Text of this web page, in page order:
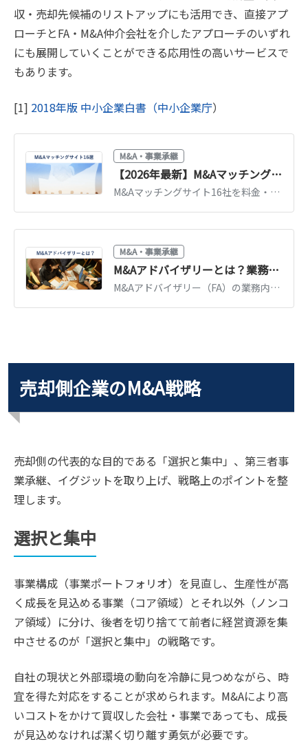
収・売却先候補のリストアップにも活用でき、直接アプ
ローチとFA・M&A仲介会社を介したアプローチのいずれ
にも展開していくことができる応用性の高いサービスで
もあります。
[1] 2018年版 中小企業白書（中小企業庁）
M&A・事業承継
【2026年最新】M&Aマッチングサイトのおすすめ16選【徹底比較】
M&Aマッチングサイト16社を料金・対象（法人/個人）・審査の有無で徹底比較。売り手・買い手別の選び方、タイプ別の使い分けを2026年最新情報で解説します。
M&A・事業承継
M&Aアドバイザリーとは？業務内容・手数料・仲介会社との違いを解説
M&Aアドバイザリー（FA）の業務内容と手数料体系を解説。仲介会社との立場の違い、メリット・デメリット、自社に合う依頼先の選び方を紹介します。
売却側企業のM&A戦略
売却側の代表的な目的である「選択と集中」、第三者事
業承継、イグジットを取り上げ、戦略上のポイントを整
理します。
選択と集中
事業構成（事業ポートフォリオ）を見直し、生産性が高
く成長を見込める事業（コア領域）とそれ以外（ノンコ
ア領域）に分け、後者を切り捨てて前者に経営資源を集
中させるのが「選択と集中」の戦略です。
自社の現状と外部環境の動向を冷静に見つめながら、時
宜を得た対応をすることが求められます。M&Aにより高
いコストをかけて買収した会社・事業であっても、成長
が見込めなければ潔く切り離す勇気が必要です。